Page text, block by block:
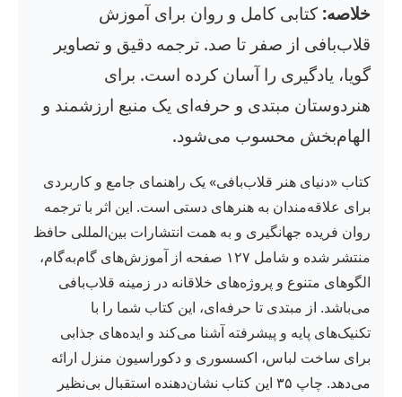
خلاصه: کتابی کامل و روان برای آموزش
قلاب‌بافی از صفر تا صد. ترجمه دقیق و تصاویر
گویا، یادگیری را آسان کرده است. برای
هنردوستان مبتدی و حرفه‌ای یک منبع ارزشمند و
الهام‌بخش محسوب می‌شود.
کتاب «دنیای هنر قلاب‌بافی» یک راهنمای جامع و کاربردی
برای علاقه‌مندان به هنرهای دستی است. این اثر با ترجمه
روان فریده جهانگیری و به همت انتشارات بین‌المللی حافظ
منتشر شده و شامل ۱۲۷ صفحه از آموزش‌های گام‌به‌گام،
الگوهای متنوع و پروژه‌های خلاقانه در زمینه قلاب‌بافی
می‌باشد. از مبتدی تا حرفه‌ای، این کتاب شما را با
تکنیک‌های پایه و پیشرفته آشنا می‌کند و ایده‌های جذابی
برای ساخت لباس، اکسسوری و دکوراسیون منزل ارائه
می‌دهد. چاپ ۳۵ این کتاب نشان‌دهنده استقبال بی‌نظیر